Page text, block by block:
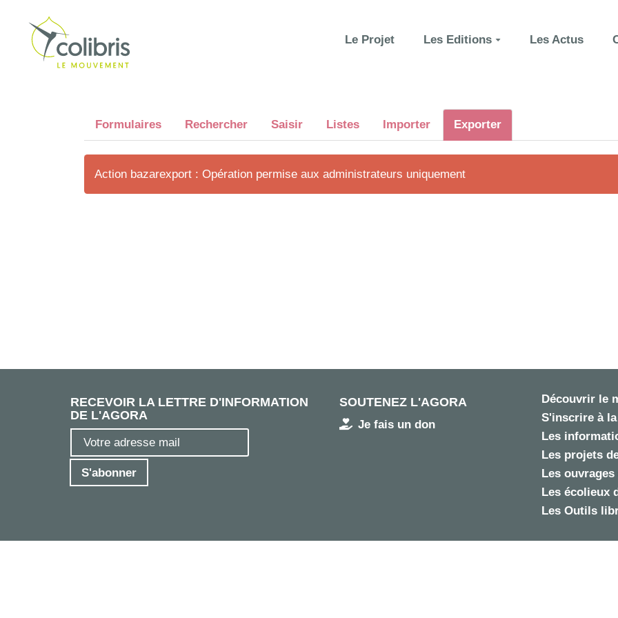
Le Projet Les Editions Les Actus
Formulaires Rechercher Saisir Listes Importer Exporter
Action bazarexport : Opération permise aux administrateurs uniquement
RECEVOIR LA LETTRE D'INFORMATION
DE L'AGORA
S'abonner
SOUTENEZ L'AGORA
Je fais un don
Découvrir le
S'inscrire à
Les
Les projets
Les
Les écolieux
Les Outils